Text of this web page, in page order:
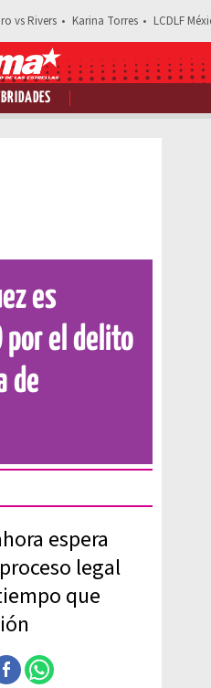
vs Rivers Karina Torres LCDLF
Comparte esta noticia
es
por el delito
de
espera
legal
que